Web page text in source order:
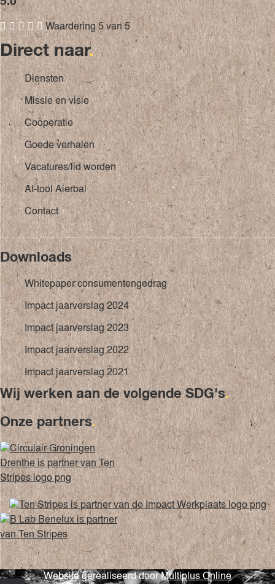
    Waardering 5 van 5
Direct naar.
Diensten
Missie en visie
Coöperatie
Goede verhalen
Vacatures/lid worden
AI-tool Aierbal
Contact
Downloads
Whitepaper consumentengedrag
Impact jaarverslag 2024
Impact jaarverslag 2023
Impact jaarverslag 2022
Impact jaarverslag 2021
Wij werken aan de volgende SDG's.
Onze partners.
Website gerealiseerd doorMultiplus Online